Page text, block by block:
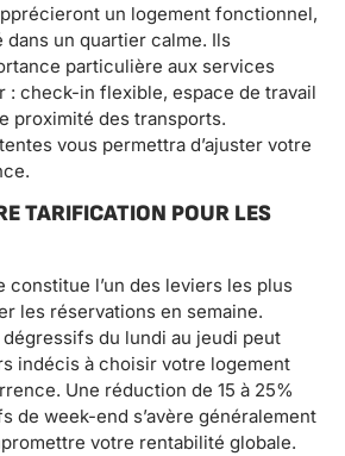
un logement fonctionnel,
un quartier calme. Ils
particulière aux services
: check-in flexible, espace de travail
proximité des transports.
vous permettra d’ajuster votre
TARIFICATION POUR LES
constitue l’un des leviers les plus
les réservations en semaine.
du lundi au jeudi peut
indécis à choisir votre logement
Une réduction de 15 à 25%
de week-end s’avère généralement
votre rentabilité globale.